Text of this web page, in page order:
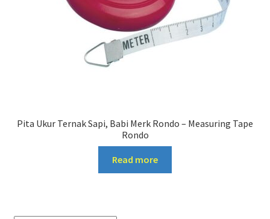
Pita Ukur Ternak Sapi, Babi Merk Rondo – Measuring Tape
Rondo
Read more